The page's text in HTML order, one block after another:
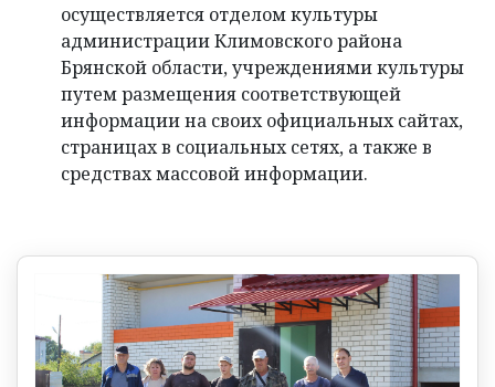
осуществляется отделом культуры
администрации Климовского района
Брянской области, учреждениями культуры
путем размещения соответствующей
информации на своих официальных сайтах,
страницах в социальных сетях, а также в
средствах массовой информации.